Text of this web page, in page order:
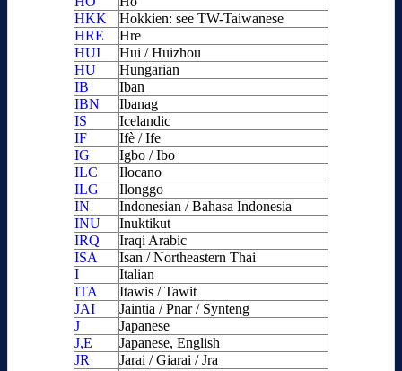
HKK
Hokkien: see TW-Taiwanese
HRE
Hre
HUI
Hui / Huizhou
HU
Hungarian
IB
Iban
IBN
Ibanag
IS
Icelandic
IF
Ifè / Ife
IG
Igbo / Ibo
ILC
Ilocano
ILG
Ilonggo
IN
Indonesian / Bahasa Indonesia
INU
Inuktikut
IRQ
Iraqi Arabic
ISA
Isan / Northeastern Thai
I
Italian
ITA
Itawis / Tawit
JAI
Jaintia / Pnar / Synteng
J
Japanese
J,E
Japanese, English
JR
Jarai / Giarai / Jra